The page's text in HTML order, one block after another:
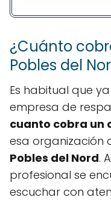
¿Cuánto
Pobles del
Es habitual que
empresa de
cuanto cobra un
esa organización
Pobles del Nord.
profesional se
escuchar con